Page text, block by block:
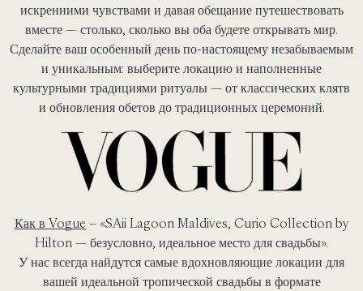
искренними чувствами и давая обещание путешествовать
вместе — столько, сколько вы оба будете открывать мир.
Сделайте ваш особенный день по-настоящему незабываемым
и уникальным: выберите локацию и наполненные
культурными традициями ритуалы — от классических клятв
и обновления обетов до традиционных церемоний.
Как в Vogue– «SAii Lagoon Maldives, Curio Collection by
Hilton — безусловно, идеальное место для свадьбы».
У нас всегда найдутся самые вдохновляющие локации для
вашей идеальной тропической свадьбы в формате